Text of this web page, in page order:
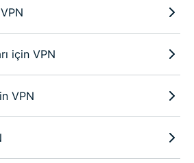
için VPN
VPN